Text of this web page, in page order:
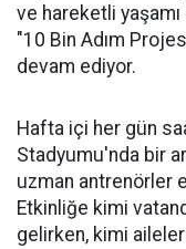
ve hareketli
"10 Bin Adım
devam ediyor.
Hafta içi her gün
Stadyumu'nda bir
uzman antrenörler
Etkinliğe kimi
gelirken, kimi